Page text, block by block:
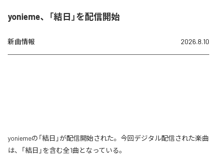
yonieme、「結日」を配信開始
新曲情報 2026.8.10
yoniemeの「結日」が配信開始された。今回デジタル配信された楽曲
は、「結日」を含む全1曲となっている。